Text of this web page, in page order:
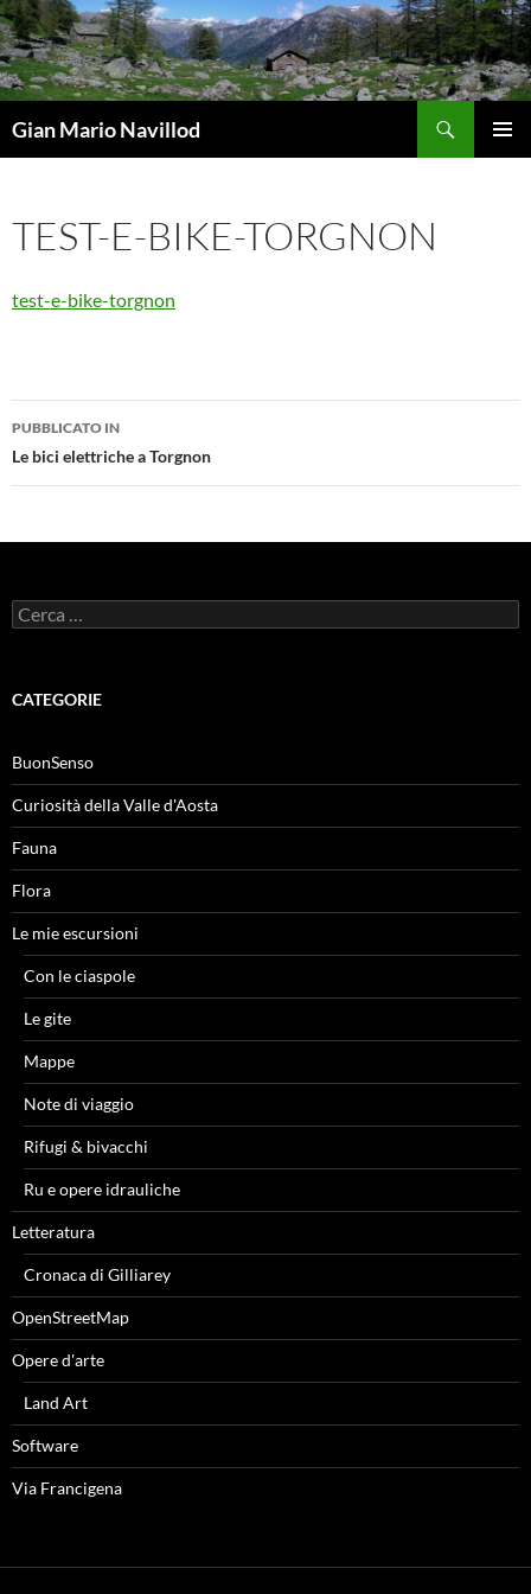
Vai
al
contenuto
Gian Mario Navillod
TEST-E-BIKE-TORGNON
test-e-bike-torgnon
Navigazione
articolo
PUBBLICATO IN
Le bici elettriche a Torgnon
Ricerca
per:
CATEGORIE
BuonSenso
Curiosità della Valle d'Aosta
Fauna
Flora
Le mie escursioni
Con le ciaspole
Le gite
Mappe
Note di viaggio
Rifugi & bivacchi
Ru e opere idrauliche
Letteratura
Cronaca di Gilliarey
OpenStreetMap
Opere d'arte
Land Art
Software
Via Francigena